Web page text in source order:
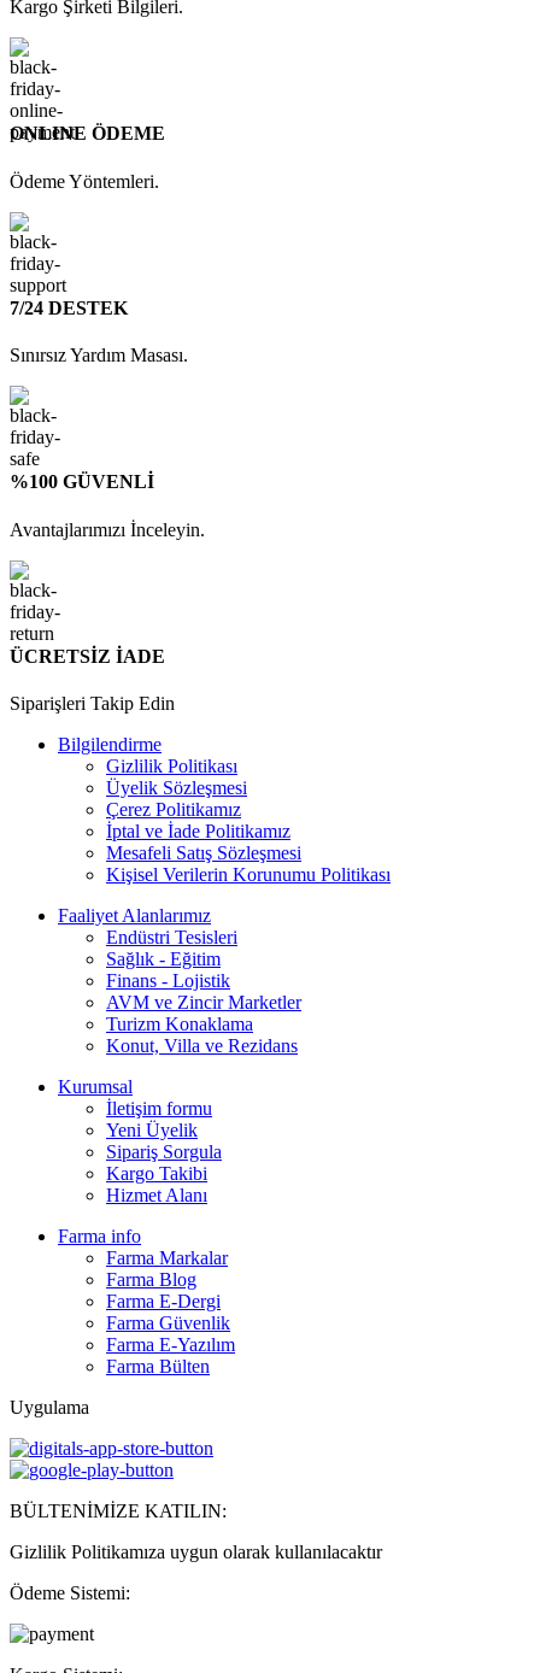
Kargo Şirketi Bilgileri.
ONLINE ÖDEME
Ödeme Yöntemleri.
7/24 DESTEK
Sınırsız Yardım Masası.
%100 GÜVENLİ
Avantajlarımızı İnceleyin.
ÜCRETSİZ İADE
Siparişleri Takip Edin
Bilgilendirme
Gizlilik Politikası
Üyelik Sözleşmesi
Çerez Politikamız
İptal ve İade Politikamız
Mesafeli Satış Sözleşmesi
Kişisel Verilerin Korunumu Politikası
Faaliyet Alanlarımız
Endüstri Tesisleri
Sağlık - Eğitim
Finans - Lojistik
AVM ve Zincir Marketler
Turizm Konaklama
Konut, Villa ve Rezidans
Kurumsal
İletişim formu
Yeni Üyelik
Sipariş Sorgula
Kargo Takibi
Hizmet Alanı
Farma info
Farma Markalar
Farma Blog
Farma E-Dergi
Farma Güvenlik
Farma E-Yazılım
Farma Bülten
Uygulama
BÜLTENİMİZE KATILIN:
Gizlilik Politikamıza uygun olarak kullanılacaktır
Ödeme Sistemi: